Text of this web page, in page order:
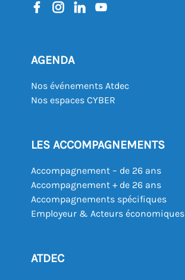
AGENDA
Nos événements Atdec
Nos espaces CYBER
LES ACCOMPAGNEMENTS
Accompagnement – de 26 ans
Accompagnement + de 26 ans
Accompagnements spécifiques
Employeur & Acteurs économiques
ATDEC